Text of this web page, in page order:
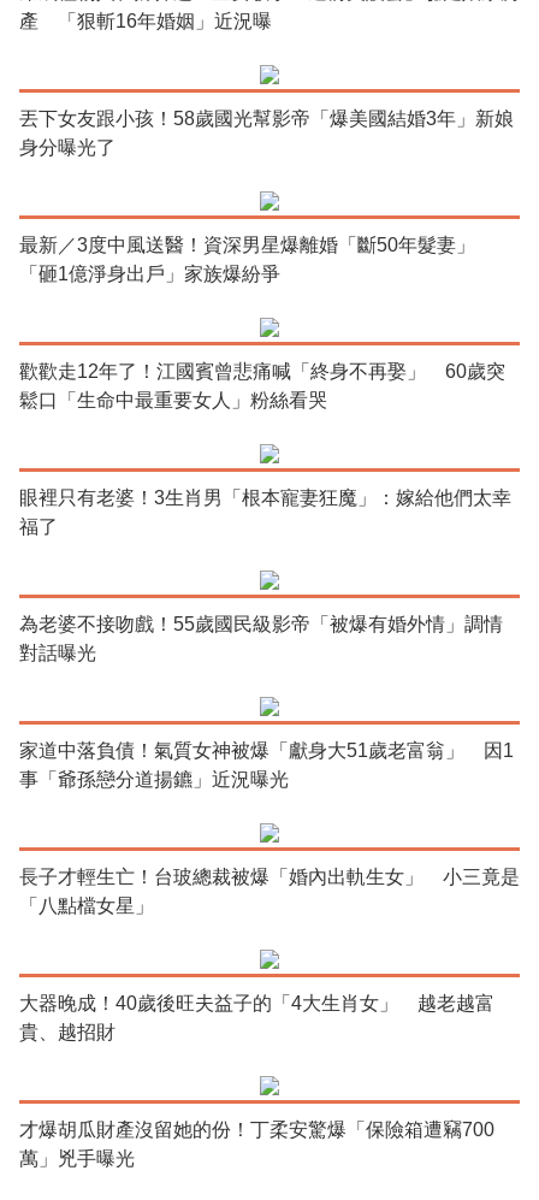
產 「狠斬16年婚姻」近況曝
丟下女友跟小孩！58歲國光幫影帝「爆美國結婚3年」新娘
身分曝光了
最新／3度中風送醫！資深男星爆離婚「斷50年髮妻」
「砸1億淨身出戶」家族爆紛爭
歡歡走12年了！江國賓曾悲痛喊「終身不再娶」 60歲突
鬆口「生命中最重要女人」粉絲看哭
眼裡只有老婆！3生肖男「根本寵妻狂魔」：嫁給他們太幸
福了
為老婆不接吻戲！55歲國民級影帝「被爆有婚外情」調情
對話曝光
家道中落負債！氣質女神被爆「獻身大51歲老富翁」 因1
事「爺孫戀分道揚鑣」近況曝光
長子才輕生亡！台玻總裁被爆「婚內出軌生女」 小三竟是
「八點檔女星」
大器晚成！40歲後旺夫益子的「4大生肖女」 越老越富
貴、越招財
才爆胡瓜財產沒留她的份！丁柔安驚爆「保險箱遭竊700
萬」兇手曝光